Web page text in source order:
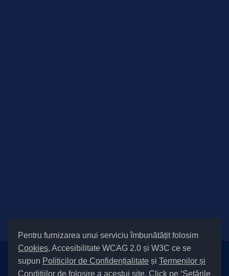
Pentru furnizarea unui serviciu îmbunătățit folosim
Cookies, Accesibilitate WCAG 2.0 și W3C ce se
supun Politicilor de Confidențialitate și Termenilor și
Condițiilor de folosire a acestui site. Click pe ‘Setările
Setări Cookies și Accesibilitate